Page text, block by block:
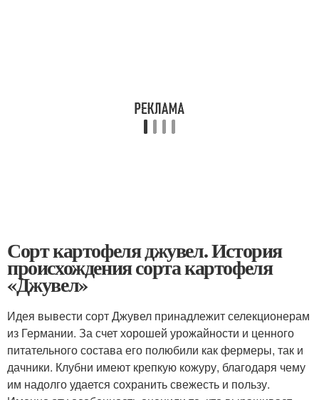
Сорт картофеля джувел. История
происхождения сорта картофеля
«Джувел»
Идея вывести сорт Джувел принадлежит селекционерам
из Германии. За счет хорошей урожайности и ценного
питательного состава его полюбили как фермеры, так и
дачники. Клубни имеют крепкую кожуру, благодаря чему
им надолго удается сохранить свежесть и пользу.